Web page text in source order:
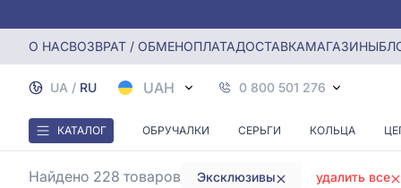
О НАСВОЗВРАТ / ОБМЕНОПЛАТАДОСТАВКАМАГАЗИНЫ
UA / RU UAH 0 800 501 276
КАТАЛОГ ОБРУЧАЛКИ СЕРЬГИ КОЛЬЦА
Главная Кольца с бриллиантами Эксклюзивное
Найдено 228 товаров Эксклюзивы удалить все